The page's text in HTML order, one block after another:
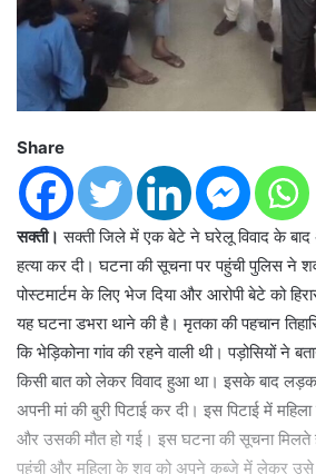
Share
सक्ती। सक्ती जिले में एक बेटे ने घरेलू विवाद के बाद
हत्या कर दी। घटना की सूचना पर पहुंची पुलिस
पोस्टमार्टम के लिए भेज दिया और आरोपी बेटे को
यह घटना डभरा थाने की है। मृतका की पहचान
कि भेड़िकोना गांव की रहने वाली थी। पड़ोसियों ने
किसी बात को लेकर विवाद हुआ था। इसके बाद
अपनी मां की बुरी पिटाई कर दी। इस पिटाई में
और उसकी मौत हो गई। इस घटना की सूचना मिलते
पहुंची और महिला के शव को अपने कब्जे में लेकर उसे